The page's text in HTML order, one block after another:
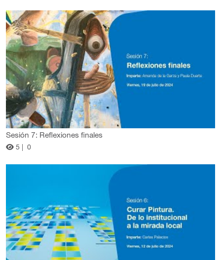
Sesión 7: Reflexiones finales
5 | 0